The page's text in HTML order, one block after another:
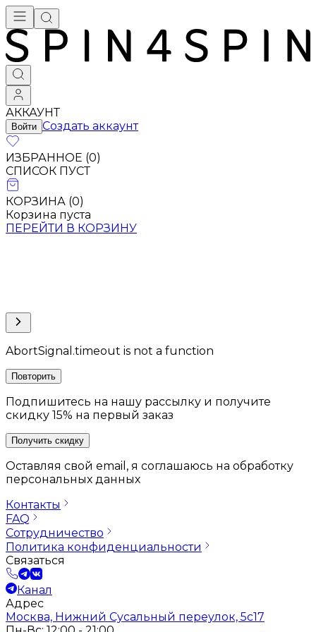
АККАУНТ
Войти Создать аккаунт
ИЗБРАННОЕ (0)
СПИСОК ПУСТ
КОРЗИНА (0)
Корзина пуста
ПЕРЕЙТИ В КОРЗИНУ
AbortSignal.timeout is not a function
Повторить
Подпишитесь на нашу рассылку и получите
скидку 15% на первый заказ
Получить скидку
Оставляя свой email, я соглашаюсь на обработку
персональных данных
Контакты
FAQ
Сотрудничество
Политика конфиденциальности
Связаться
Канал
Адрес
Москва, Нижний Сусальный переулок, 5с17